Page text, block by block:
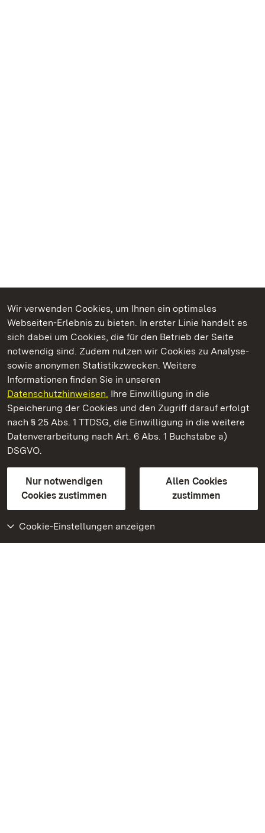
Wir verwenden Cookies, um Ihnen ein optimales
Webseiten-Erlebnis zu bieten. In erster Linie handelt es
sich dabei um Cookies, die für den Betrieb der Seite
notwendig sind. Zudem nutzen wir Cookies zu Analyse-
sowie anonymen Statistikzwecken. Weitere
Informationen finden Sie in unseren
Datenschutzhinweisen. Ihre Einwilligung in die
Speicherung der Cookies und den Zugriff darauf erfolgt
nach § 25 Abs. 1 TTDSG, die Einwilligung in die weitere
Datenverarbeitung nach Art. 6 Abs. 1 Buchstabe a)
DSGVO.
Nur notwendigen
Cookies zustimmen
Allen Cookies
zustimmen
Cookie-Einstellungen anzeigen
Kommen. Staunen. Genießen.
Kloster Alpirsbach
Staatliche Schlösser und Gärten Baden-Württemberg
Kontakt
GebärdenspracheLeichte Sprache
Erklärung zur Barrierefreiheit
BITV-konform (geprüfte Seiten)
Weiteres